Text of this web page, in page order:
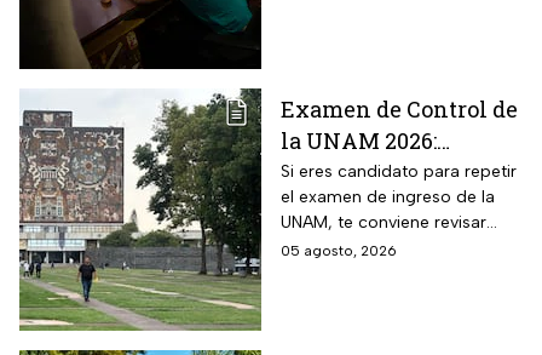
Examen de Control de
la UNAM 2026:
¿Cuántos aciertos
piden en las carreras
más solicitadas?
Si eres candidato para repetir
el examen de ingreso de la
UNAM, te conviene revisar
cuántos aciertos deberás de
05 agosto, 2026